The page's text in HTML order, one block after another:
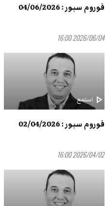
فوروم سبور : 04/06/2026
2026/06/04 16:00
play_arrow استمع
فوروم سبور : 02/04/2026
2026/04/02 16:00